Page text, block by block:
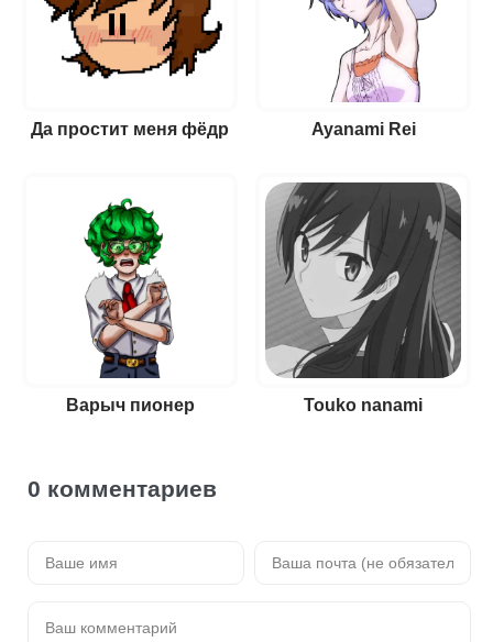
Да простит меня фёдр Ayanami Rei
Варыч пионер Touko nanami
0 комментариев